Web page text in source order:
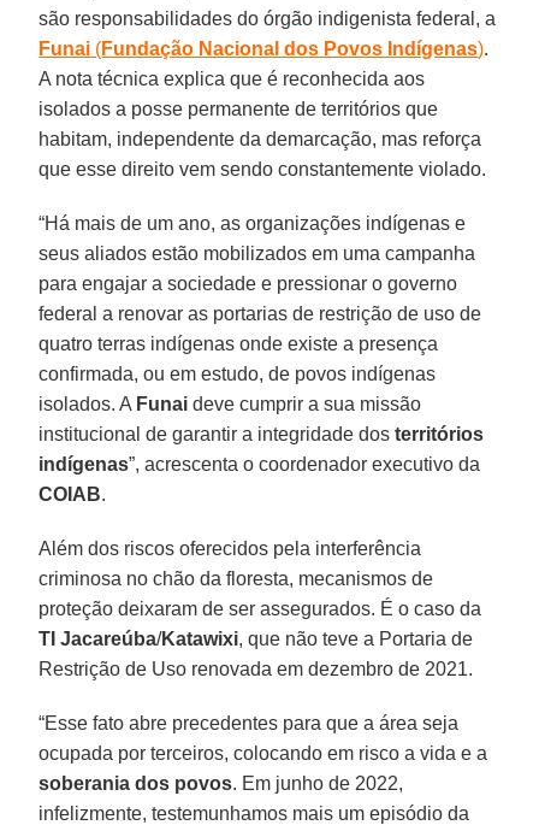
são responsabilidades do órgão indigenista federal, a
Funai (Fundação Nacional dos Povos Indígenas).
A nota técnica explica que é reconhecida aos
isolados a posse permanente de territórios que
habitam, independente da demarcação, mas reforça
que esse direito vem sendo constantemente violado.
“Há mais de um ano, as organizações indígenas e
seus aliados estão mobilizados em uma campanha
para engajar a sociedade e pressionar o governo
federal a renovar as portarias de restrição de uso de
quatro terras indígenas onde existe a presença
confirmada, ou em estudo, de povos indígenas
isolados. A Funai deve cumprir a sua missão
institucional de garantir a integridade dosterritórios
indígenas”, acrescenta o coordenador executivo da
COIAB.
Além dos riscos oferecidos pela interferência
criminosa no chão da floresta, mecanismos de
proteção deixaram de ser assegurados. É o caso da
TI Jacareúba/Katawixi, que não teve a Portaria de
Restrição de Uso renovada em dezembro de 2021.
“Esse fato abre precedentes para que a área seja
ocupada por terceiros, colocando em risco a vida e a
soberania dos povos. Em junho de 2022,
infelizmente, testemunhamos mais um episódio da